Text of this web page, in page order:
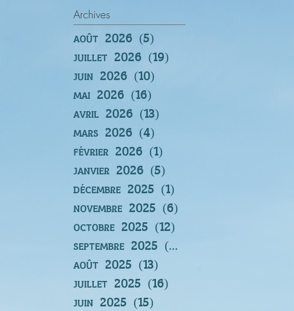
Archives
août 2026 (5)
juillet 2026 (19)
juin 2026 (10)
mai 2026 (16)
avril 2026 (13)
mars 2026 (4)
février 2026 (1)
janvier 2026 (5)
décembre 2025 (1)
novembre 2025 (6)
octobre 2025 (12)
septembre 2025 (12)
août 2025 (13)
juillet 2025 (16)
juin 2025 (15)